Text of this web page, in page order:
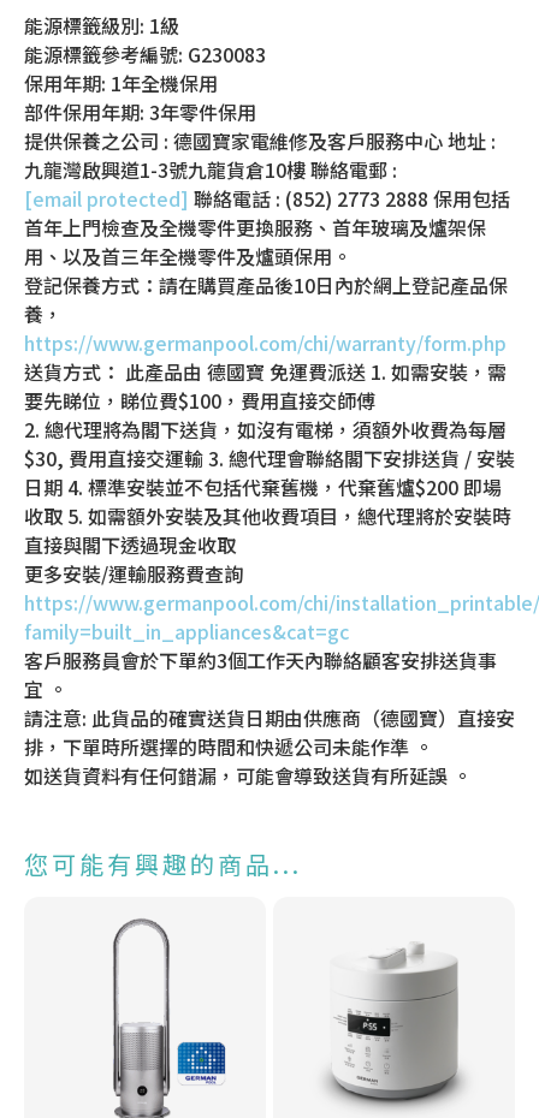
能源標籤級別: 1級
能源標籤參考編號: G230083
保用年期: 1年全機保用
部件保用年期: 3年零件保用
提供保養之公司 : 德國寶家電維修及客戶服務中心 地址 :
九龍灣啟興道1-3號九龍貨倉10樓 聯絡電郵 :
[email protected] 聯絡電話 : (852) 2773 2888 保用包括
首年上門檢查及全機零件更換服務、首年玻璃及爐架保
用、以及首三年全機零件及爐頭保用。
登記保養方式：請在購買產品後10日內於網上登記產品保
養，
https://www.germanpool.com/chi/warranty/form.php
送貨方式： 此產品由 德國寶 免運費派送 1. 如需安裝，需
要先睇位，睇位費$100，費用直接交師傅
2. 總代理將為閣下送貨，如沒有電梯，須額外收費為每層
$30, 費用直接交運輸 3. 總代理會聯絡閣下安排送貨 / 安裝
日期 4. 標準安裝並不包括代棄舊機，代棄舊爐$200 即場
收取 5. 如需額外安裝及其他收費項目，總代理將於安裝時
直接與閣下透過現金收取
更多安裝/運輸服務費查詢
https://www.germanpool.com/chi/
family=built_in_appliances&cat=gc
客戶服務員會於下單約3個工作天內聯絡顧客安排送貨事
宜 。
請注意: 此貨品的確實送貨日期由供應商（德國寶）直接安
排，下單時所選擇的時間和快遞公司未能作準 。
如送貨資料有任何錯漏，可能會導致送貨有所延誤 。
您可能有興趣的商品...